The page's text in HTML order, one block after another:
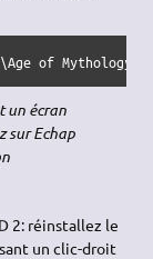
of
un écran
sur Echap
2: réinstallez le
un clic-droit